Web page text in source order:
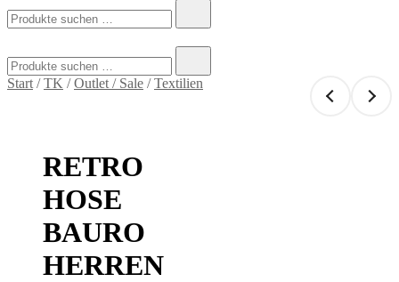
nach:
nach:
Start /TK /Outlet / Sale /Textilien
RETRO
HOSE
BAURO
HERREN